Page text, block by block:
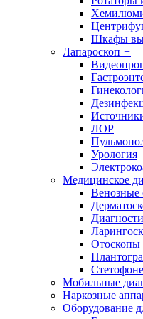
Шкафы
Лапароскоп +
ЛОР
Урология
Медицинское
Венозные
Отоскопы
Мобильные
Наркозные
Оборудование